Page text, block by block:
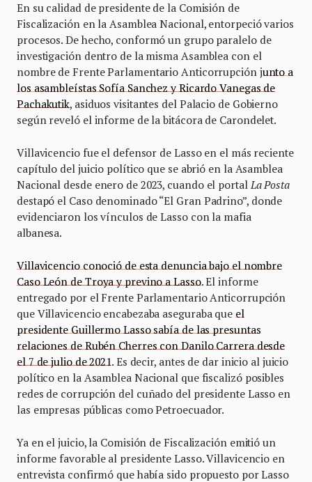
En su calidad de presidente de la Comisión de
Fiscalización en la Asamblea Nacional, entorpeció varios
procesos. De hecho, conformó un grupo paralelo de
investigación dentro de la misma Asamblea con el
nombre de Frente Parlamentario Anticorrupción junto a
los asambleístas Sofía Sanchez y Ricardo Vanegas de
Pachakutik, asiduos visitantes del Palacio de Gobierno
según reveló el informe de la bitácora de Carondelet.
Villavicencio fue el defensor de Lasso en el más reciente
capítulo del juicio político que se abrió en la Asamblea
Nacional desde enero de 2023, cuando el portal La Posta
destapó el Caso denominado “El Gran Padrino”, donde
evidenciaron los vínculos de Lasso con la mafia
albanesa.
Villavicencio conoció de esta denuncia bajo el nombre
Caso León de Troya y previno a Lasso. El informe
entregado por el Frente Parlamentario Anticorrupción
que Villavicencio encabezaba aseguraba que el
presidente Guillermo Lasso sabía de las presuntas
relaciones de Rubén Cherres con Danilo Carrera desde
el 7 de julio de 2021. Es decir, antes de dar inicio al juicio
político en la Asamblea Nacional que fiscalizó posibles
redes de corrupción del cuñado del presidente Lasso en
las empresas públicas como Petroecuador.
Ya en el juicio, la Comisión de Fiscalización emitió un
informe favorable al presidente Lasso. Villavicencio en
entrevista confirmó que había sido propuesto por Lasso